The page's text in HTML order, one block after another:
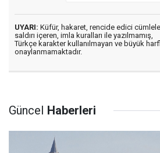
UYARI: Küfür, hakaret, rencide edici
saldırı içeren, imla kuralları ile yazılmamış,
Türkçe karakter kullanılmayan ve büyük
onaylanmamaktadır.
Güncel Haberleri